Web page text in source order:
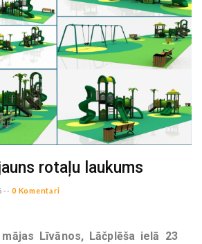
rotaļu laukums
-- 0 Komentāri
Līvānos, Lāčplēša ielā 23